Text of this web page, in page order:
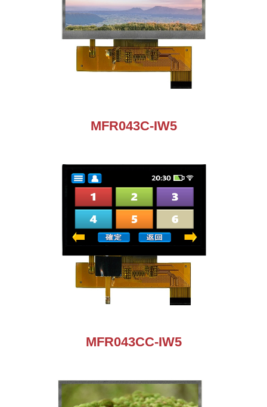
MFR043C-IW5
MFR043CC-IW5